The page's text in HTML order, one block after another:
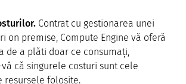
Contrat cu gestionarea unei
on premise, Compute Engine vă oferă
de a plăti doar ce consumați,
că singurele costuri sunt cele
resursele folosite.